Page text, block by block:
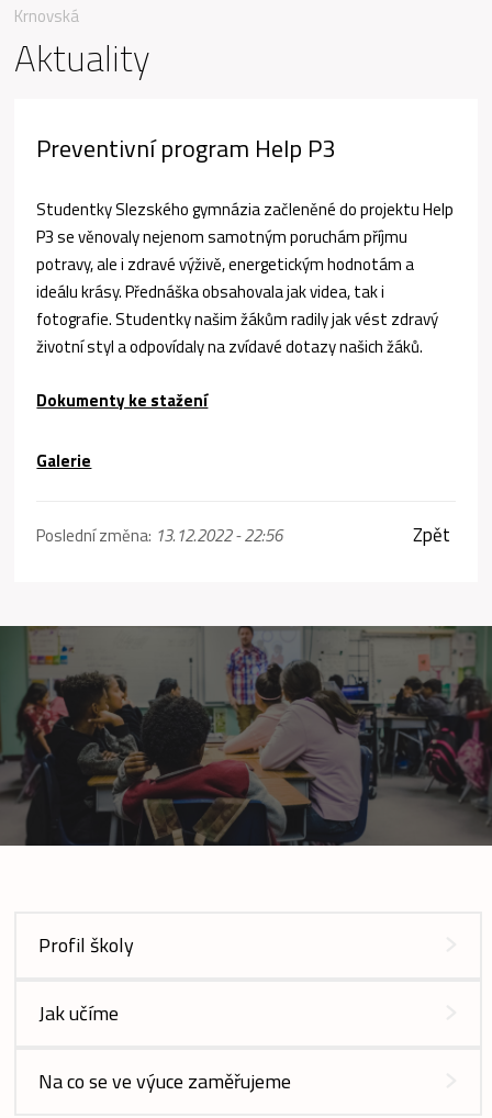
Krnovská
Aktuality
Preventivní program Help P3
Studentky Slezského gymnázia začleněné do projektu Help
P3 se věnovaly nejenom samotným poruchám příjmu
potravy, ale i zdravé výživě, energetickým hodnotám a
ideálu krásy. Přednáška obsahovala jak videa, tak i
fotografie. Studentky našim žákům radily jak vést zdravý
životní styl a odpovídaly na zvídavé dotazy našich žáků.
Dokumenty ke stažení
Galerie
Poslední změna: 13.12.2022 - 22:56 Zpět
Profil školy
Jak učíme
Na co se ve výuce zaměřujeme